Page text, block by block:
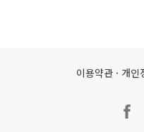
이용약관 · 개인